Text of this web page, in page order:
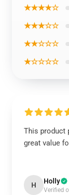
★★★★☆
★★★☆☆
★★☆☆☆
★☆☆☆☆
This product
great value
H Holly
Verified